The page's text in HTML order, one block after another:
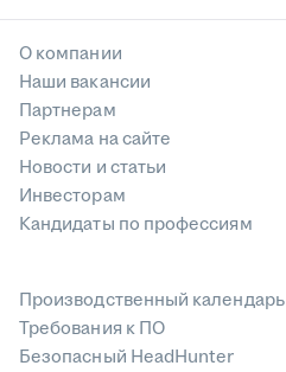
О компании
Наши вакансии
Партнерам
Реклама на сайте
Новости и статьи
Инвесторам
Кандидаты по профессиям
Производственный календарь
Требования к ПО
Безопасный HeadHunter